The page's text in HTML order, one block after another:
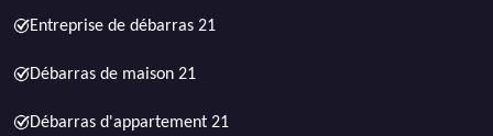
Entreprise de débarras 21
Débarras de maison 21
Débarras d'appartement 21